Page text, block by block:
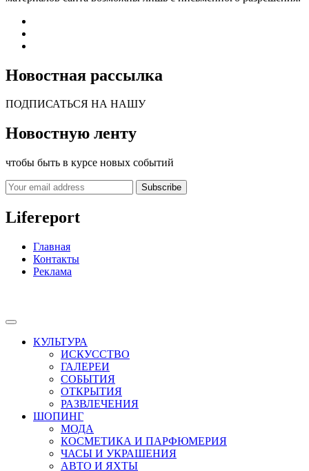
Новостная рассылка
ПОДПИСАТЬСЯ НА НАШУ
Новостную ленту
чтобы быть в курсе новых событий
Subscribe
Lifereport
Главная
Контакты
Реклама
КУЛЬТУРА
ИСКУССТВО
ГАЛЕРЕИ
СОБЫТИЯ
ОТКРЫТИЯ
РАЗВЛЕЧЕНИЯ
ШОПИНГ
МОДА
КОСМЕТИКА И ПАРФЮМЕРИЯ
ЧАСЫ И УКРАШЕНИЯ
АВТО И ЯХТЫ